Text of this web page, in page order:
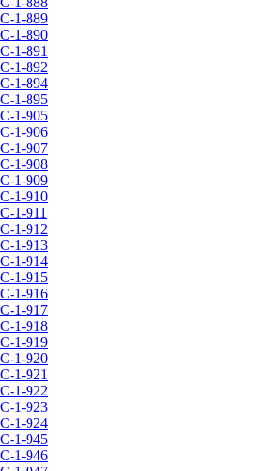
1-889
1-890
1-891
1-892
1-894
1-895
1-905
1-906
1-907
1-908
1-909
1-910
1-911
1-912
1-913
1-914
1-915
1-916
1-917
1-918
1-919
1-920
1-921
1-922
1-923
1-924
1-945
1-946